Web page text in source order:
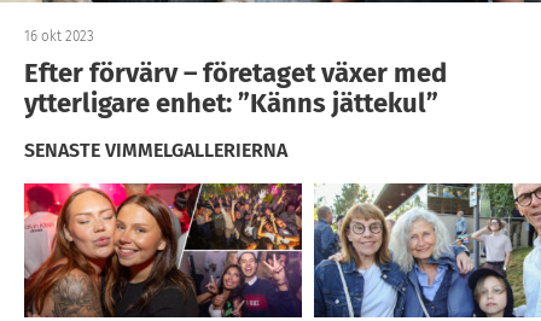
16 okt 2023
Efter förvärv – företaget växer med
ytterligare enhet: ”Känns jättekul”
SENASTE VIMMELGALLERIERNA